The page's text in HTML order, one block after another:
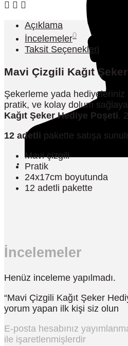
Açıklama
İncelemeler0
Taksit Seçenekleri
Mavi Çizgili Kağıt
Şekerleme yada hediyeleriniz
pratik, ve kolay dolum
Kağıt Şeker Hediye Poşeti.
12 adetli pakette satışa
Mavi çizgili
Pratik
24x17cm boyutunda
12 adetli pakette
İncelemeler
Henüz inceleme yapılmadı.
“Mavi Çizgili Kağıt Şeker
yorum yapan ilk kişi siz olun
E-posta hesabınız
ile işaretlenmişlerdir